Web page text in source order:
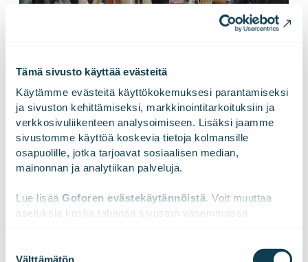
Tämä sivusto käyttää evästeitä
Käytämme evästeitä käyttökokemuksesi parantamiseksi
ja sivuston kehittämiseksi, markkinointitarkoituksiin ja
verkkosivuliikenteen analysoimiseen. Lisäksi jaamme
sivustomme käyttöä koskevia tietoja kolmansille
osapuolille, jotka tarjoavat sosiaalisen median,
mainonnan ja analytiikan palveluja.
Lue lisää Goforen evästekäytännöistä. Voit muuttaa
asetuksia koska tahansa sivuston vasemmassa
Välttämätön